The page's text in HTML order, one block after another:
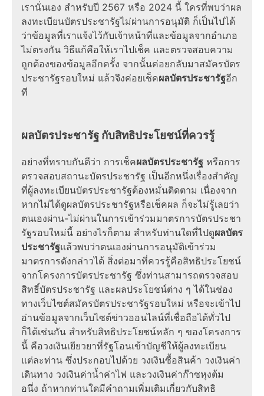
เรานั่นเอง สำหรับปี 2567 หรือ 2024 นี้ ใครที่พบว่าผล
ลงทะเบียนบัตรประชารัฐไม่ผ่านการอนุมัติ ก็เป็นไปได้
ว่าข้อมูลที่เราแจ้งไว้กับเจ้าหน้าที่และข้อมูลจากอำเภอ
ไม่ตรงกัน วิธีแก้คือให้เราไปเช็ค และตรวจสอบความ
ถูกต้องของข้อมูลอีกครั้ง จากนั้นค่อยกลับมาสมัครบัตร
ประชารัฐรอบใหม่ แล้วจึงค่อยเช็คผลบัตรประชารัฐอีก
ที
ผลบัตรประชารัฐ กับสิทธิประโยชน์ที่ควรรู้
อย่างที่ทราบกันดีว่า การเช็คผลบัตรประชารัฐ หรือการ
ตรวจสอบสถานะบัตรประชารัฐ เป็นอีกหนึ่งเรื่องสำคัญ
ที่ผู้ลงทะเบียนบัตรประชารัฐต้องหมั่นติดตาม เนื่องจาก
หากไม่ได้ดูผลบัตรประชารัฐหรือเช็คผล ก็จะไม่รู้เลยว่า
ตนเองผ่าน-ไม่ผ่านในการเข้าร่วมมาตรการบัตรประชา
รัฐรอบใหม่นี้ อย่างไรก็ตาม สำหรับท่านใดที่ไปดูผลบัตร
ประชารัฐแล้วพบว่าตนเองผ่านการอนุมัติเข้าร่วม
มาตรการดังกล่าวได้ สิ่งต่อมาที่ควรรู้คือสิทธิประโยชน์
จากโครงการบัตรประชารัฐ ซึ่งท่านสามารถตรวจสอบ
สิทธิ์บัตรประชารัฐ และผลประโยชน์ต่าง ๆ ได้ในช่อง
ทางเว็บไซต์สมัครบัตรประชารัฐรอบใหม่ หรือจะเข้าไป
อ่านข้อมูลจากเว็บไซต์ข่าวออนไลน์ที่เชื่อถือได้ทั่วไป
ก็ได้เช่นกัน สำหรับสิทธิประโยชน์หลัก ๆ ของโครงการ
นี้ คือวงเงินเยียวยาที่รัฐโอนเข้าบัญชีให้ผู้ลงทะเบียน
แต่ละท่าน ซึ่งประกอบไปด้วย วงเงินซื้อสินค้า วงเงินค่า
เดินทาง วงเงินค่าน้ำค่าไฟ และวงเงินค่าก๊าซหุงต้ม
อนึ่ง ถ้าหากท่านใดมีคำถามเพิ่มเติมเกี่ยวกับสิทธิ